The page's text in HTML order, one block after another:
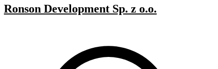
Ronson Development Sp. z o.o.